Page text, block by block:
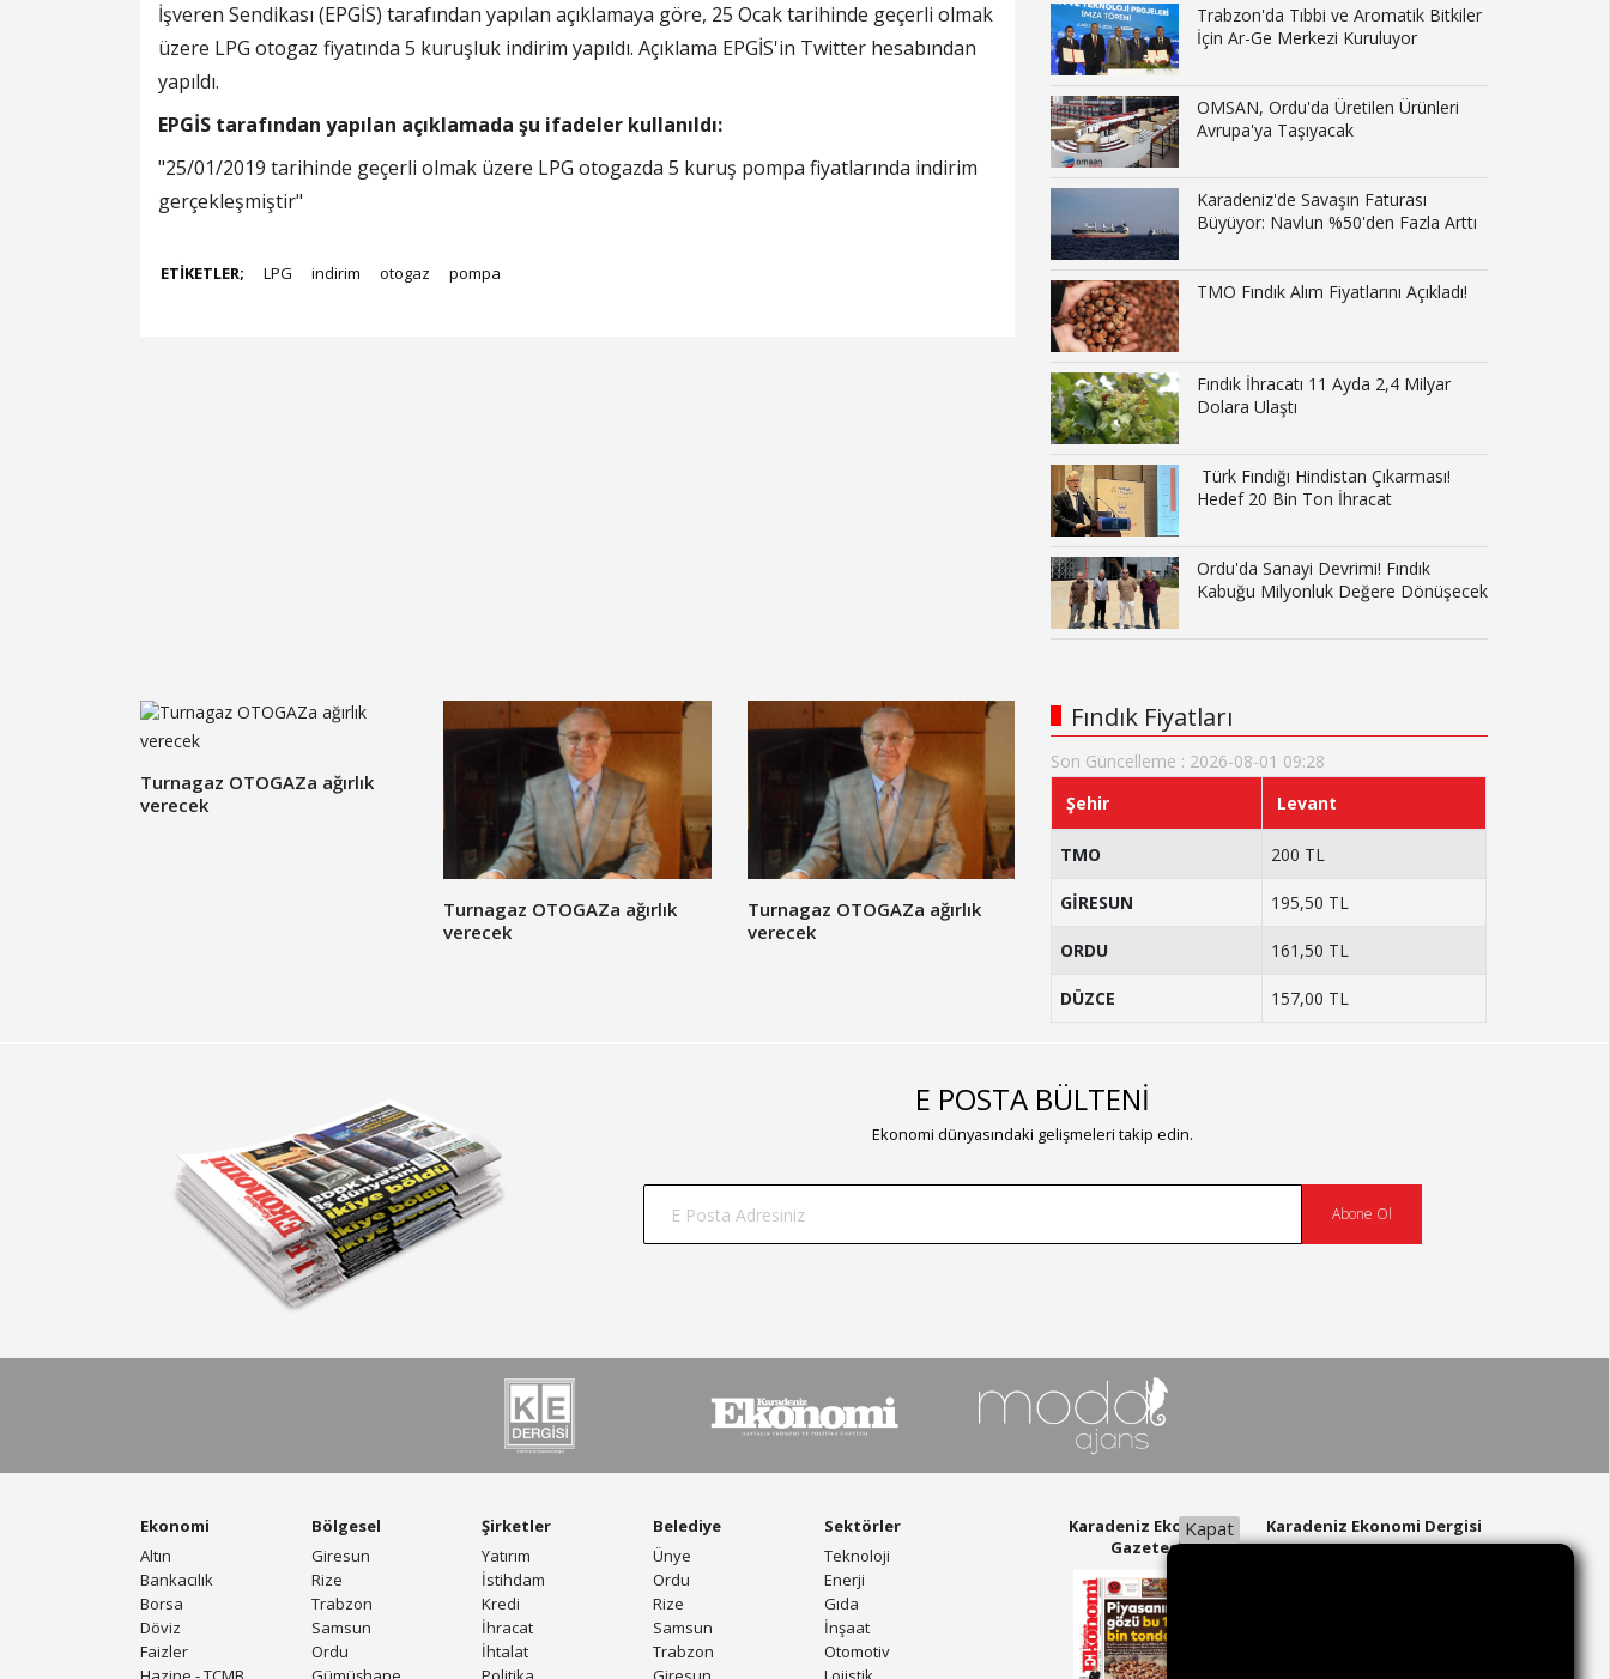
İşveren Sendikası (EPGİS) tarafından yapılan açıklamaya göre, 25 Ocak tarihinde geçerli olmak
üzere LPG otogaz fiyatında 5 kuruşluk indirim yapıldı. Açıklama EPGİS'in Twitter hesabından
yapıldı.
EPGİS tarafından yapılan açıklamada şu ifadeler kullanıldı:
"25/01/2019 tarihinde geçerli olmak üzere LPG otogazda 5 kuruş pompa fiyatlarında indirim
gerçekleşmiştir"
ETİKETLER; LPG indirim otogaz pompa
​Turnagaz OTOGAZa ağırlık
verecek
​Turnagaz OTOGAZa ağırlık
verecek
​Turnagaz OTOGAZa ağırlık
verecek
Trabzon'da Tıbbi ve Aromatik Bitkiler
İçin Ar-Ge Merkezi Kuruluyor
OMSAN, Ordu'da Üretilen Ürünleri
Avrupa'ya Taşıyacak
Karadeniz'de Savaşın Faturası
Büyüyor: Navlun %50'den Fazla Arttı
TMO Fındık Alım Fiyatlarını Açıkladı!
Fındık İhracatı 11 Ayda 2,4 Milyar
Dolara Ulaştı
Türk Fındığı Hindistan Çıkarması!
Hedef 20 Bin Ton İhracat
Ordu'da Sanayi Devrimi! Fındık
Kabuğu Milyonluk Değere Dönüşecek
Fındık Fiyatları
Son Güncelleme : 2026-08-01 09:28
Şehir
Levant
TMO 200 TL
GİRESUN 195,50 TL
ORDU 161,50 TL
DÜZCE 157,00 TL
E POSTA BÜLTENİ
Ekonomi dünyasındaki gelişmeleri takip edin.
Abone Ol
Ekonomi
Altın
Bankacılık
Borsa
Döviz
Faizler
Bölgesel
Giresun
Rize
Trabzon
Samsun
Ordu
Şirketler
Yatırım
İstihdam
Kredi
İhracat
İhtalat
Belediye
Ünye
Ordu
Rize
Samsun
Trabzon
Sektörler
Teknoloji
Enerji
Gıda
İnşaat
Otomotiv
Karadeniz Ekonomi
Gazetesi
Karadeniz Ekonomi Dergisi
Kapat